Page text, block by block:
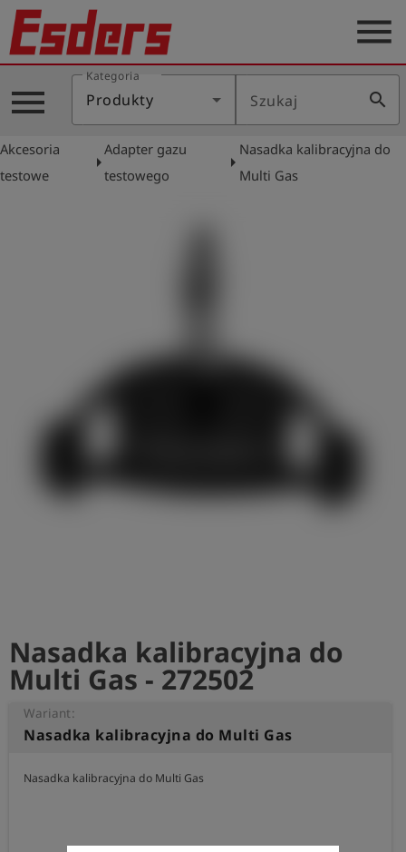
O
Produkty
menu
menu
Kategoria
Produkty Szukaj search
Akcesoria
testowe
arrow_right
Adapter gazu
testowego
arrow_right
Nasadka kalibracyjna do
Multi Gas
Nasadka kalibracyjna do
Multi Gas - 272502
Wariant:
Nasadka kalibracyjna do Multi Gas
Nasadka kalibracyjna do Multi Gas